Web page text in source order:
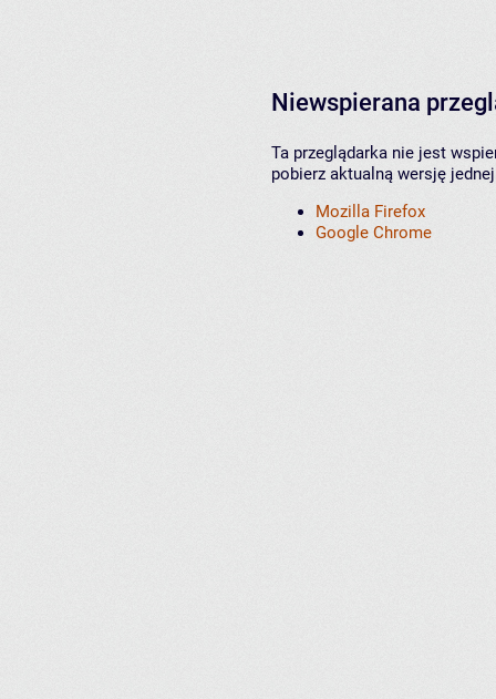
Niewspierana
Ta przeglądarka nie jest
pobierz aktualną wersję
Mozilla Firefox
Google Chrome